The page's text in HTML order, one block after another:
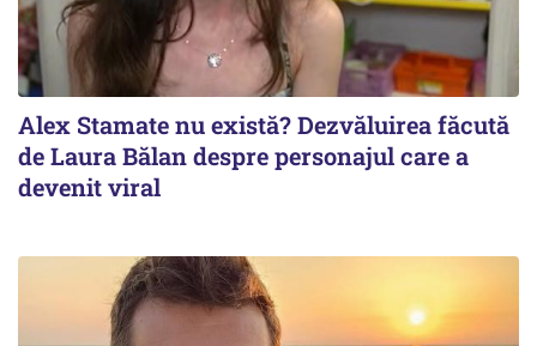
Alex Stamate nu există? Dezvăluirea făcută
de Laura Bălan despre personajul care a
devenit viral